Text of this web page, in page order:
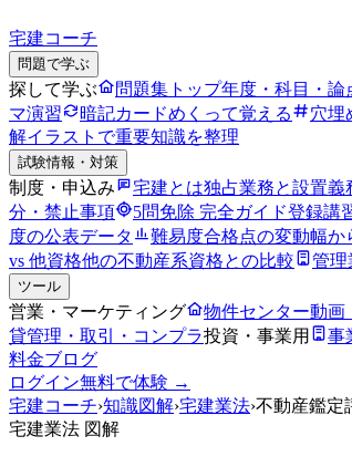
宅建コーチ
問題で学ぶ
探して学ぶ 問題集トップ年度・科目・論
マ演習
暗記カードめくって覚える 穴埋
解イラストで重要知識を整理
試験情報・対策
制度・申込み 宅建とは独占業務と設置義
分・禁止事項
5問免除 完全ガイド登録講
度の公表データ
難易度合格点の変動幅か
vs 他資格他の不動産系資格との比較 管理
ツール
営業・マーケティング 物件センター動画
貸管理・取引・コンプラ投資・事業用 事
料金ブログ
ログイン無料で体験 →
宅建コーチ›知識図解›宅建業法›不動産鑑定
宅建業法 図解